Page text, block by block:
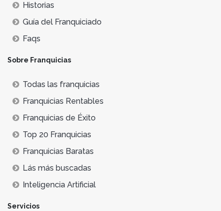
Historias
Guía del Franquiciado
Faqs
Sobre Franquicias
Todas las franquicias
Franquicias Rentables
Franquicias de Éxito
Top 20 Franquicias
Franquicias Baratas
Lás más buscadas
Inteligencia Artificial
Servicios